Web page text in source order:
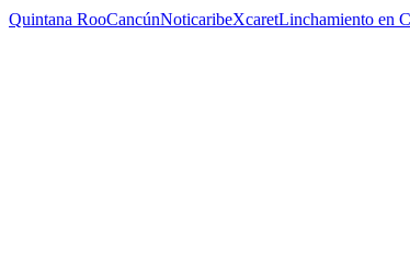
Quintana RooCancúnNoticaribeXcaretLinchamiento en